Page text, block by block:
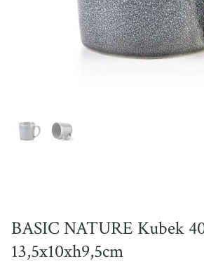
BASIC NATURE Kubek
13,5x10xh9,5cm